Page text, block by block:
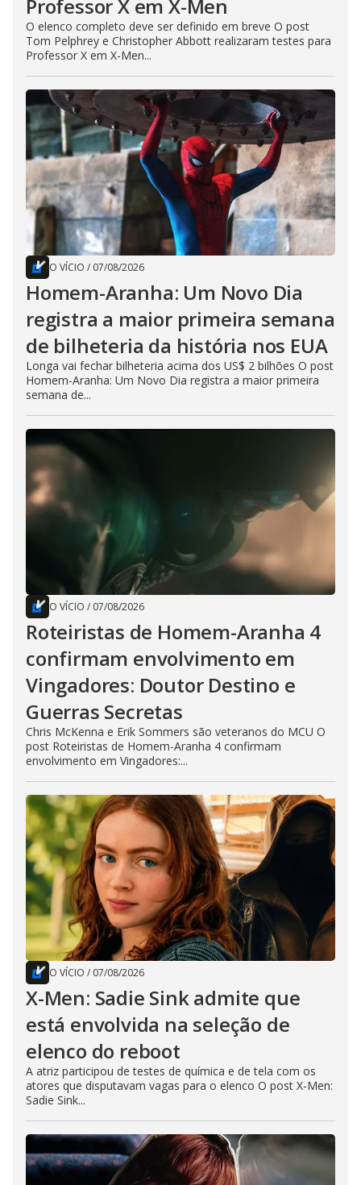
Professor X em X-Men
O elenco completo deve ser definido em breve O post
Tom Pelphrey e Christopher Abbott realizaram testes para
Professor X em X-Men...
O VÍCIO / 07/08/2026
Homem-Aranha: Um Novo Dia
registra a maior primeira semana
de bilheteria da história nos EUA
Longa vai fechar bilheteria acima dos US$ 2 bilhões O post
Homem-Aranha: Um Novo Dia registra a maior primeira
semana de...
O VÍCIO / 07/08/2026
Roteiristas de Homem-Aranha 4
confirmam envolvimento em
Vingadores: Doutor Destino e
Guerras Secretas
Chris McKenna e Erik Sommers são veteranos do MCU O
post Roteiristas de Homem-Aranha 4 confirmam
envolvimento em Vingadores:...
O VÍCIO / 07/08/2026
X-Men: Sadie Sink admite que
está envolvida na seleção de
elenco do reboot
A atriz participou de testes de química e de tela com os
atores que disputavam vagas para o elenco O post X-Men:
Sadie Sink...